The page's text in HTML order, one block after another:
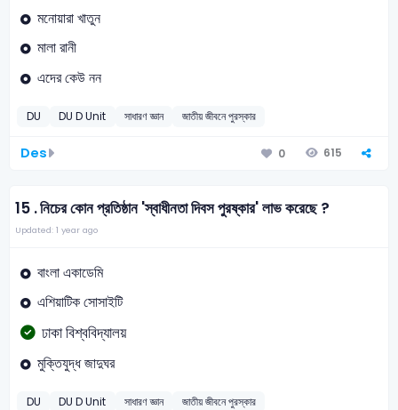
মনোয়ারা খাতুন
মালা রানী
এদের কেউ নন
DU DU D Unit সাধারণ জ্ঞান জাতীয় জীবনে পুরস্কার
Des 0 615
15 .নিচের কোন প্রতিষ্ঠান 'স্বাধীনতা দিবস পুরষ্কার' লাভ করেছে ?
Updated: 1 year ago
বাংলা একাডেমি
এশিয়াটিক সোসাইটি
ঢাকা বিশ্ববিদ্যালয়
মুক্তিযুদ্ধ জাদুঘর
DU DU D Unit সাধারণ জ্ঞান জাতীয় জীবনে পুরস্কার